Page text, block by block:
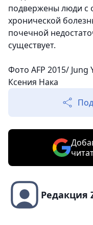
подвержены люди с
хронической
почечной
существует.
Фото AFP 2015/ Jung
Ксения Нака
Редакция